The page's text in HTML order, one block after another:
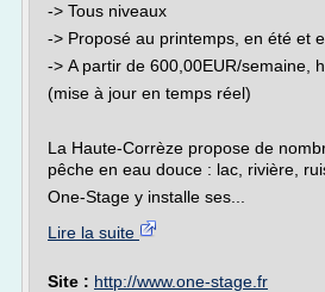
-> Tous niveaux
-> Proposé au printemps, en été et
-> A partir de 600,00EUR/semaine,
(mise à jour en temps réel)
La Haute-Corrèze propose de
pêche en eau douce : lac, rivière,
One-Stage y installe ses...
Lire la suite
Site : http://www.one-stage.fr